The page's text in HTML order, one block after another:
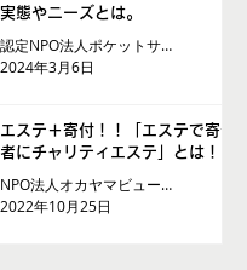
実態やニーズとは。
認定NPO法人ポケットサポート
2024年3月6日
エステ＋寄付！！「エステで寄付
者にチャリティエステ」とは！！
NPO法人オカヤマビューティサミット
2022年10月25日